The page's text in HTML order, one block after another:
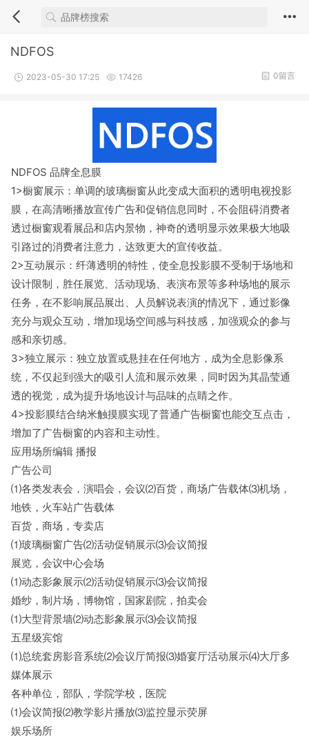
NDFOS
2023-05-30 17:25 17426 0留言
NDFOS 品牌全息膜
1>橱窗展示：单调的玻璃橱窗从此变成大面积的透明电视投影
膜，在高清晰播放宣传广告和促销信息同时，不会阻碍消费者
透过橱窗观看展品和店内景物，神奇的透明显示效果极大地吸
引路过的消费者注意力，达致更大的宣传收益。
2>互动展示：纤薄透明的特性，使全息投影膜不受制于场地和
设计限制，胜任展览、活动现场、表演布景等多种场地的展示
任务，在不影响展品展出、人员解说表演的情况下，通过影像
充分与观众互动，增加现场空间感与科技感，加强观众的参与
感和亲切感。
3>独立展示：独立放置或悬挂在任何地方，成为全息影像系
统，不仅起到强大的吸引人流和展示效果，同时因为其晶莹通
透的视觉，成为提升场地设计与品味的点睛之作。
4>投影膜结合纳米触摸膜实现了普通广告橱窗也能交互点击，
增加了广告橱窗的内容和主动性。
应用场所编辑 播报
广告公司
⑴各类发表会，演唱会，会议⑵百货，商场广告载体⑶机场，
地铁，火车站广告载体
百货，商场，专卖店
⑴玻璃橱窗广告⑵活动促销展示⑶会议简报
展览，会议中心会场
⑴动态影象展示⑵活动促销展示⑶会议简报
婚纱，制片场，博物馆，国家剧院，拍卖会
⑴大型背景墙⑵动态影象展示⑶会议简报
五星级宾馆
⑴总统套房影音系统⑵会议厅简报⑶婚宴厅活动展示⑷大厅多
媒体展示
各种单位，部队，学院学校，医院
⑴会议简报⑵教学影片播放⑶监控显示荧屏
娱乐场所